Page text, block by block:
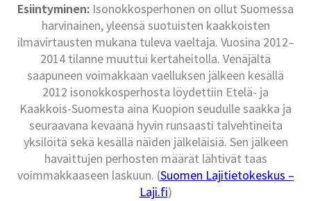
Esiintyminen: Isonokkosperhonen on ollut Suomessa
harvinainen, yleensä suotuisten kaakkoisten
ilmavirtausten mukana tuleva vaeltaja. Vuosina 2012–
2014 tilanne muuttui kertaheitolla. Venäjältä
saapuneen voimakkaan vaelluksen jälkeen kesällä
2012 isonokkosperhosta löydettiin Etelä- ja
Kaakkois-Suomesta aina Kuopion seudulle saakka ja
seuraavana keväänä hyvin runsaasti talvehtineita
yksilöitä sekä kesällä näiden jälkeläisiä. Sen jälkeen
havaittujen perhosten määrät lähtivät taas
voimmakkaaseen laskuun. (Suomen Lajitietokeskus –
Laji.fi)